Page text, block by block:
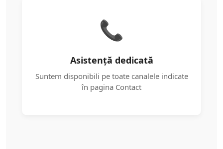
📞
Asistență dedicată
Suntem disponibili pe toate canalele indicate
în pagina Contact